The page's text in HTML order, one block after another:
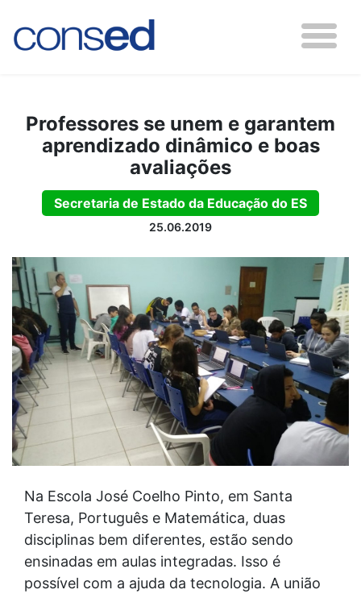
Professores se unem e garantem
aprendizado dinâmico e boas
avaliações
Secretaria de Estado da Educação do ES
25.06.2019
Na Escola José Coelho Pinto, em Santa
Teresa, Português e Matemática, duas
disciplinas bem diferentes, estão sendo
ensinadas em aulas integradas. Isso é
possível com a ajuda da tecnologia. A união